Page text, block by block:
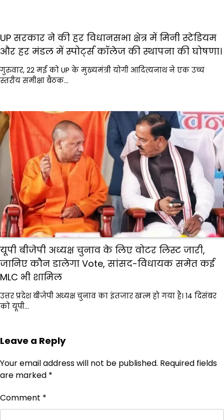
UP सरकार ने की हर विधानसभा क्षेत्र में मिनी स्टेडियम
और हर मंडल में स्पोर्ट्स कॉलेज की स्थापना की घोषणा।
गुरुवार, 22 मई को UP के मुख्यमंत्री योगी आदित्यनाथ ने एक उच्च
स्तरीय समीक्षा बैठक…
यूपी बीजेपी अध्यक्ष चुनाव के लिए वोटर लिस्ट जारी,
जानिए कौन डालेगा Vote, सांसद-विधायक समेत कई
MLC भी शामिल
उत्तर प्रदेश बीजेपी अध्यक्ष चुनाव का इंतजार खत्म हो गया है। 14 दिसंबर
को यूपी…
Leave a Reply
Your email address will not be published. Required fields
are marked *
Comment *